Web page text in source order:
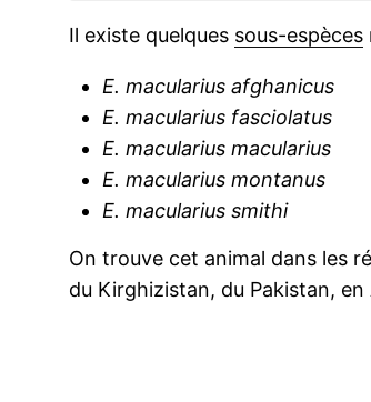
Il existe quelques sous-espèces
E. macularius afghanicus
E. macularius fasciolatus
E. macularius macularius
E. macularius montanus
E. macularius smithi
On trouve cet animal dans les
du Kirghizistan, du Pakistan,